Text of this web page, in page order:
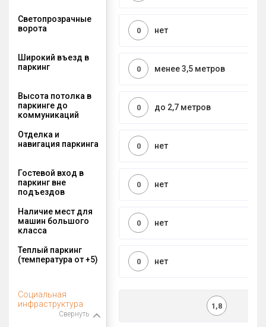
Светопрозрачные
ворота
нет
0
Широкий въезд в
паркинг
менее 3,5 метров
0
Высота потолка в
паркинге до
коммуникаций
до 2,7 метров
0
Отделка и
навигация паркинга
нет
0
Гостевой вход в
паркинг вне
подъездов
нет
0
Наличие мест для
машин большого
класса
нет
0
Теплый паркинг
(температура от +5)
нет
0
Социальная
инфраструктура
Свернуть
1,8